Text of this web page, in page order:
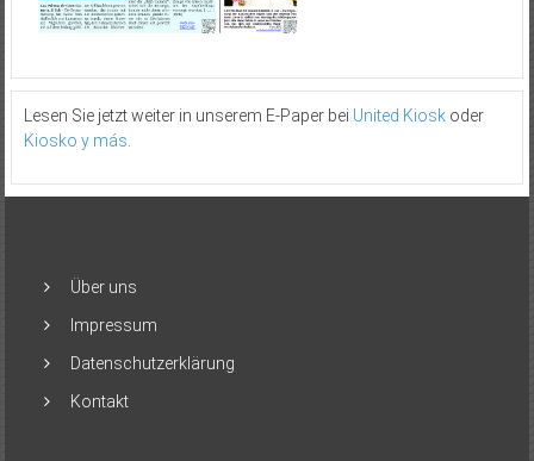
Lesen Sie jetzt weiter in unserem E-Paper bei United Kioskoder
Kiosko y más.
Über uns
Impressum
Datenschutzerklärung
Kontakt